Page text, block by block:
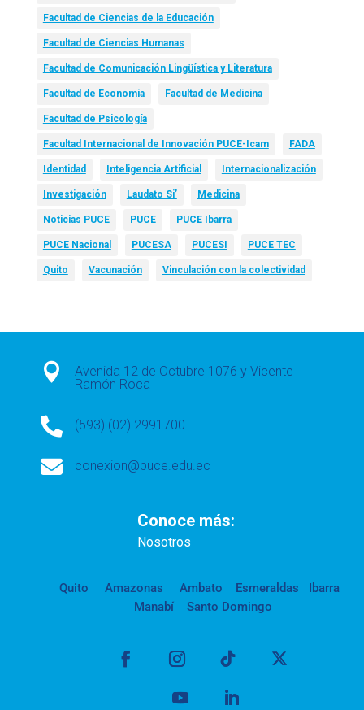
Facultad de Ciencias de la Educación
Facultad de Ciencias Humanas
Facultad de Comunicación Lingüística y Literatura
Facultad de Economía Facultad de Medicina
Facultad de Psicología
Facultad Internacional de Innovación PUCE-Icam FADA
Identidad Inteligencia Artificial Internacionalización
Investigación Laudato Si’ Medicina
Noticias PUCE PUCE PUCE Ibarra
PUCE Nacional PUCESA PUCESI PUCE TEC
Quito Vacunación Vinculación con la colectividad

Avenida 12 de Octubre 1076 y Vicente
Ramón Roca
 (593) (02) 2991700
 conexion@puce.edu.ec
Conoce más:
Nosotros
Quito Amazonas Ambato Esmeraldas
Ibarra
Manabí
Santo Domingo